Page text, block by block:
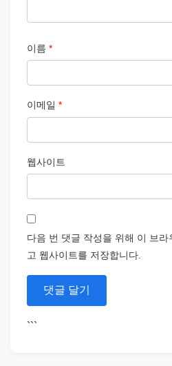
이름 *
이메일 *
웹사이트
다음 번 댓글 작성을 위해 이 브
고 웹사이트를 저장합니다.
```